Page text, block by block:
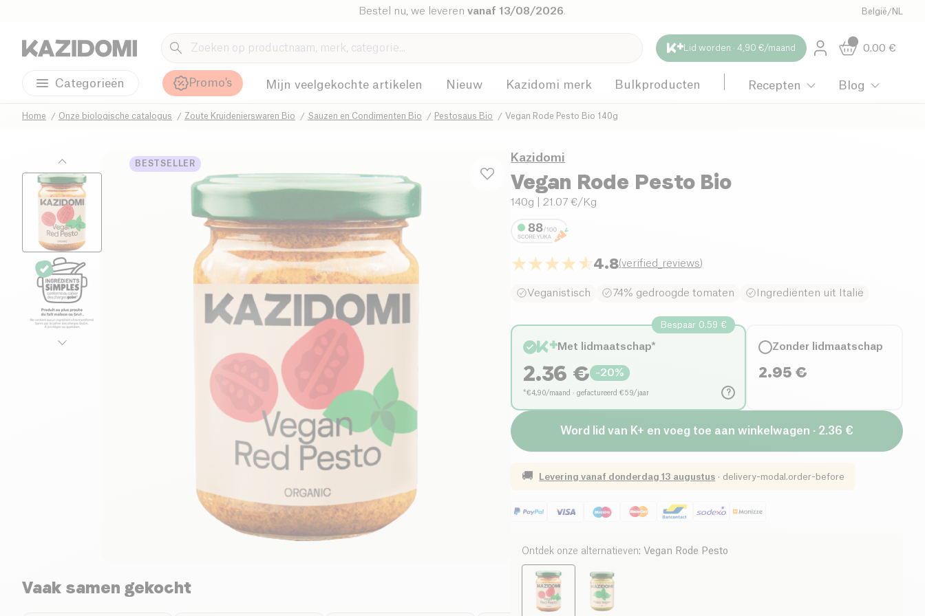
Bestel nu, we leverenvanaf 13/08/2026 België /NL
Lid worden · 4,90 €/maand 0.00 €
Categorieën Promo's Mijn veelgekochte artikelen Nieuw Kazidomi merk Bulkproducten Recepten Blog
Home Onze biologische catalogus Zoute Kruidenierswaren Bio Sauzen en Condimenten Bio Pestosaus Bio Vegan Rode Pesto Bio 140g
BESTSELLER
Vaak samen gekocht
Kazidomi
Vegan Rode Pesto Bio
140g | 21.07 €/Kg
4.8(verified_reviews)
Veganistisch 74% gedroogde tomaten Ingrediënten uit Italië
?
Bespaar 0.59 €
Met lidmaatschap*
2.36 € -20%
*€4,90/maand · gefactureerd €59/jaar
Zonder lidmaatschap
2.95 €
Word lid van K+ en voeg toe aan winkelwagen · 2.36 €
🚚 Levering vanaf donderdag 13 augustus · delivery-modal.order-before
Ontdek onze alternatieven: Vegan Rode Pesto